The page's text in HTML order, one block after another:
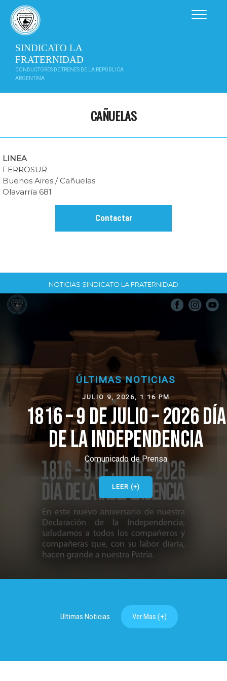
contenido
SINDICATO LA
FRATERNIDAD
CONDUCTORES DE TRENES DE LA REPÚBLICA
ARGENTINA
CAÑUELAS
LINEA
FERROSUR
Buenos Aires / Cañuelas
Olavarría 681
Contactar
NOTICIAS SINDICATO LA FRATERNIDAD
ÚLTIMAS NOTICIAS
JULIO 9, 2026, 1:16 PM
1816 – 9 DE JULIO – 2026 DÍA
DE LA INDEPENDENCIA
Comunicado de Prensa
LEER (+)
Ultimas Noticias Ver Mas (+)